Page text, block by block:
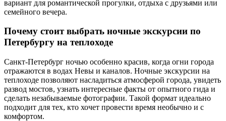
вариант для романтической прогулки, отдыха с друзьями или
семейного вечера.
Почему стоит выбрать ночные экскурсии по
Петербургу на теплоходе
Санкт-Петербург ночью особенно красив, когда огни города
отражаются в водах Невы и каналов. Ночные экскурсии на
теплоходе позволяют насладиться атмосферой города, увидеть
развод мостов, узнать интересные факты от опытного гида и
сделать незабываемые фотографии. Такой формат идеально
подходит для тех, кто хочет провести время необычно и с
комфортом.